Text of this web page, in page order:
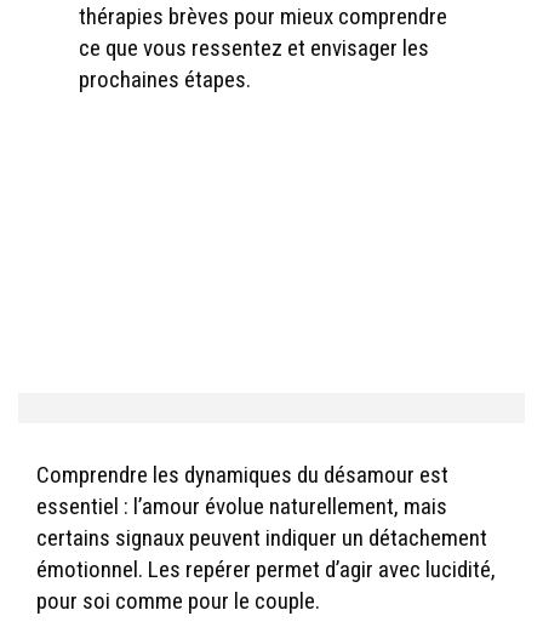
thérapies brèves pour mieux comprendre
ce que vous ressentez et envisager les
prochaines étapes.
Comprendre les dynamiques du désamour est
essentiel : l’amour évolue naturellement, mais
certains signaux peuvent indiquer un détachement
émotionnel. Les repérer permet d’agir avec lucidité,
pour soi comme pour le couple.